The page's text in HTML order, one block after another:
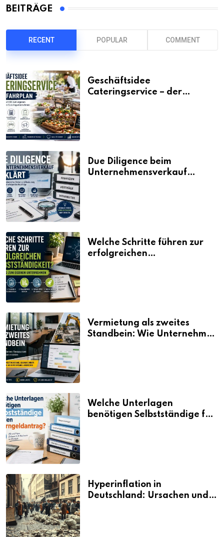
BEITRÄGE
RECENT POPULAR COMMENT
Geschäftsidee
Cateringservice – der
Due Diligence beim
Unternehmensverkauf
Welche Schritte führen zur
erfolgreichen
Vermietung als zweites
Standbein: Wie Unternehmen
Welche Unterlagen
benötigen Selbstständige für
Hyperinflation in
Deutschland: Ursachen und